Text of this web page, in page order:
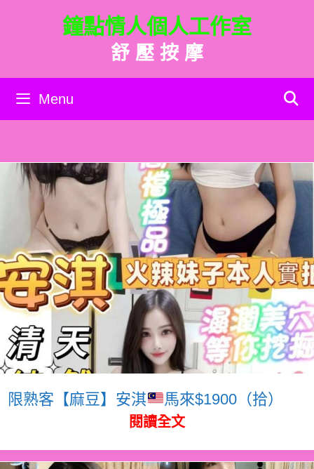
內
鐘點情人個人工作室
舒 壓 按 摩
Menu
限熟客【麻豆】安淇 馬來$1900（拾）
閱讀全文